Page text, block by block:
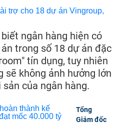
ngân hàng hiện có
trong số 18 dự án đặc
tín dụng, tuy nhiên
sẽ không ảnh hưởng lớn
của ngân hàng.
Tổng
Giám đốc